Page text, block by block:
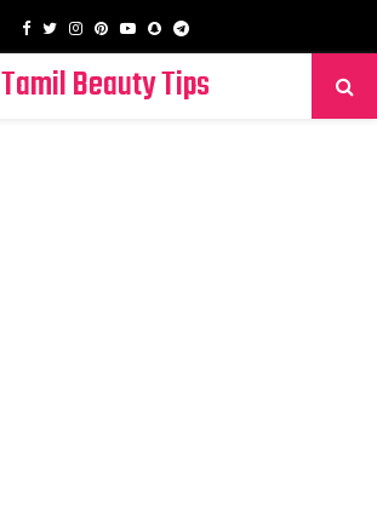
Facebook
TwitterInstagram
PinterestYoutube
SnapchatTelegram
Tamil Beauty Tips